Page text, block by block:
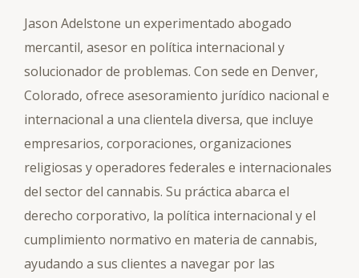
Jason Adelstone un experimentado abogado
mercantil, asesor en política internacional y
solucionador de problemas. Con sede en Denver,
Colorado, ofrece asesoramiento jurídico nacional e
internacional a una clientela diversa, que incluye
empresarios, corporaciones, organizaciones
religiosas y operadores federales e internacionales
del sector del cannabis. Su práctica abarca el
derecho corporativo, la política internacional y el
cumplimiento normativo en materia de cannabis,
ayudando a sus clientes a navegar por las